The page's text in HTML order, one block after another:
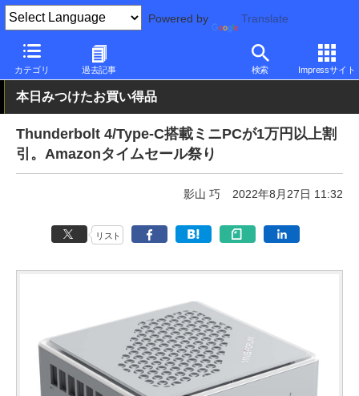
Powered by Translate
カテゴリ 過去記事 検索 Impressサイト
PC Watch パソコン/タブレット/スマートフォン NUC/小型パソコ
本日みつけたお買い得品
Thunderbolt 4/Type-C搭載ミニPCが1万円以上割
引。Amazonタイムセール祭り
影山 巧 2022年8月27日 11:32
リスト